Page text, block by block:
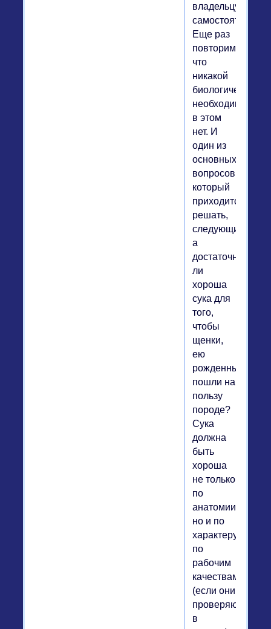
владельцу
самостоятельно.
Еще раз
повторим,
что
никакой
биологической
необходимости
в этом
нет. И
один из
основных
вопросов,
который
приходится
решать,
следующий:
а
достаточно
ли
хороша
сука для
того,
чтобы
щенки,
ею
рожденные,
пошли на
пользу
породе?
Сука
должна
быть
хороша
не только
по
анатомии,
но и по
характеру,
по
рабочим
качествам
(если они
проверяются
в